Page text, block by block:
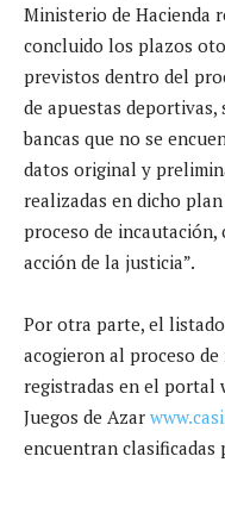
Ministerio de Hacienda
concluido los plazos
previstos dentro del
de apuestas
bancas que no se
datos original y
realizadas en dicho
proceso de
acción de la justicia”.
Por otra parte, el
acogieron al proceso
registradas en el portal
Juegos de Azar
encuentran